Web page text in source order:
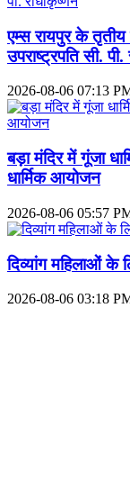
एम्स रायपुर के तृतीय
उपराष्ट्रपति सी.
2026-08-06 07:13
बड़ा मंदिर में गूंजा
धार्मिक आयोजन
2026-08-06 05:57
दिव्यांग महिलाओं के
2026-08-06 03:18